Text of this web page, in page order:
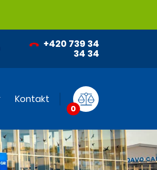
+420 739 34
34 34
Kontakt
0